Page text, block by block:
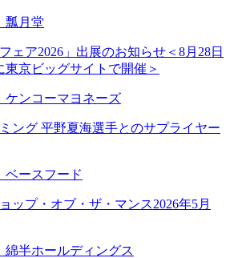
瓢月堂
ェア2026」出展のお知らせ＜8月28日
東京ビッグサイトで開催＞
ケンコーマヨネーズ
ング 平野夏海選手とのサプライヤー
ベースフード
ップ・オブ・ザ・マンス2026年5月
綿半ホールディングス